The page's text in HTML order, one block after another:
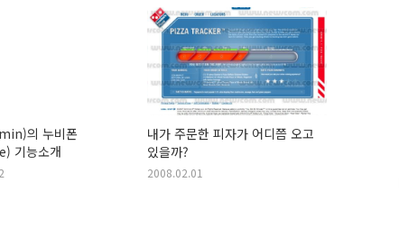
의 누비폰
기능소개
내가 주문한 피자가 어디쯤 오고
있을까?
2008.02.01